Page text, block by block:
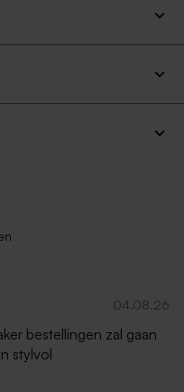
04.08.26
bestellingen zal gaan
stylvol